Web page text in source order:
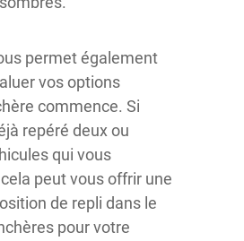
permet également
vos options
commence. Si
repéré deux ou
qui vous
peut vous offrir une
de repli dans le
pour votre